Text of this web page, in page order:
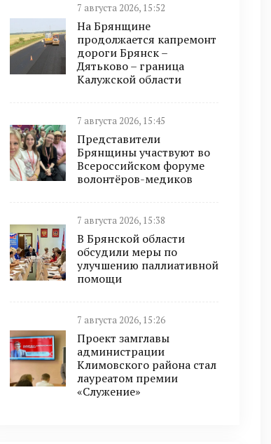
7 августа 2026, 15:52
На Брянщине
продолжается капремонт
дороги Брянск –
Дятьково – граница
Калужской области
7 августа 2026, 15:45
Представители
Брянщины участвуют во
Всероссийском форуме
волонтёров-медиков
7 августа 2026, 15:38
В Брянской области
обсудили меры по
улучшению паллиативной
помощи
7 августа 2026, 15:26
Проект замглавы
администрации
Климовского района стал
лауреатом премии
«Служение»